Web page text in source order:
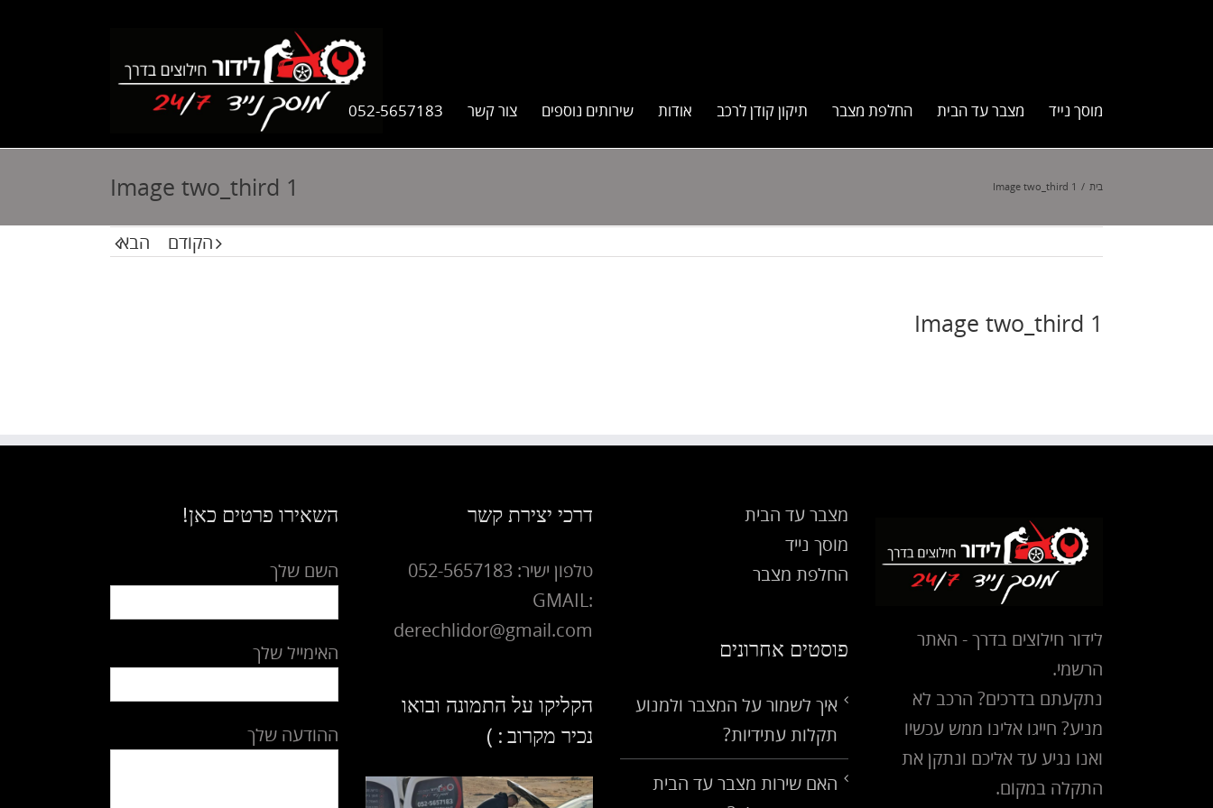
מוסך נייד מצבר עד הבית החלפת מצבר תיקון קודן לרכב אודות שירותים נוספים צור קשר 052-5657183
Image two_third 1 בית /
Image two_third 1
הקודם הבא
Image two_third 1
לידור חילוצים בדרך - האתר
הרשמי.
נתקעתם בדרכים? הרכב לא
מניע? חייגו אלינו ממש עכשיו
ואנו נגיע עד אליכם ונתקן את
התקלה במקום.
מצבר עד הבית
מוסך נייד
החלפת מצבר
פוסטים אחרונים
איך לשמור על המצבר ולמנוע
תקלות עתידיות?
האם שירות מצבר עד הבית
דרכי יצירת קשר
טלפון ישיר: 052-5657183
GMAIL:
derechlidor@gmail.com
הקליקו על התמונה ובואו
נכיר מקרוב : )
השאירו פרטים כאן!
השם שלך
האימייל שלך
ההודעה שלך